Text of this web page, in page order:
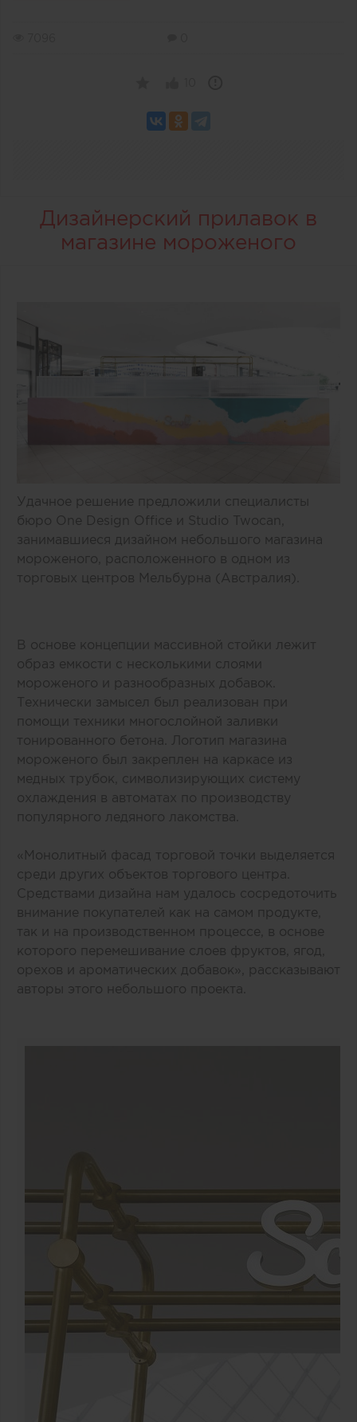
Дизайнерский прилавок в
магазине мороженого
Удачное решение предложили специалисты
бюро One Design Office и Studio Twocan,
занимавшиеся дизайном небольшого магазина
мороженого, расположенного в одном из
торговых центров Мельбурна (Австралия).
В основе концепции массивной стойки лежит
образ емкости с несколькими слоями
мороженого и разнообразных добавок.
Технически замысел был реализован при
помощи техники многослойной заливки
тонированного бетона. Логотип магазина
мороженого был закреплен на каркасе из
медных трубок, символизирующих систему
охлаждения в автоматах по производству
популярного ледяного лакомства.
«Монолитный фасад торговой точки выделяется
среди других объектов торгового центра.
Средствами дизайна нам удалось сосредоточить
внимание покупателей как на самом продукте,
так и на производственном процессе, в основе
которого перемешивание слоев фруктов, ягод,
орехов и ароматических добавок», рассказывают
авторы этого небольшого проекта.